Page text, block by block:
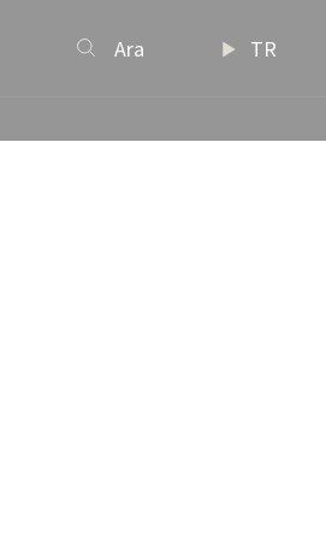
Ara TR